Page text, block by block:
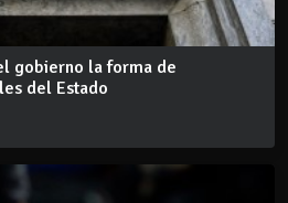
gobierno la forma de
del Estado